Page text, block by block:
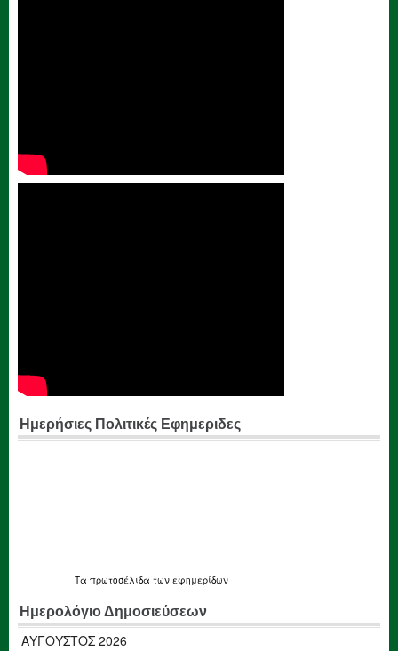
Ημερήσιες Πολιτικές Εφημεριδες
Τα πρωτοσέλιδα των εφημερίδων
Ημερολόγιο Δημοσιεύσεων
ΑΎΓΟΥΣΤΟΣ 2026